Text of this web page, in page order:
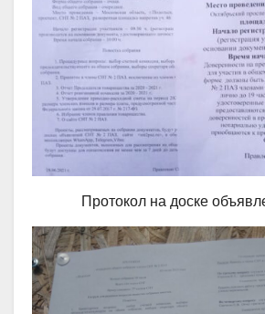
Протокол на доске